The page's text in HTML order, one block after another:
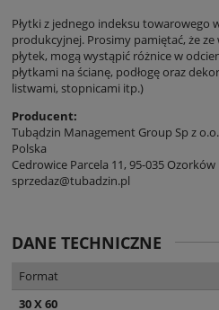
Płytki z jednego indeksu towarowego
produkcyjnej. Prosimy pamiętać, że
płytek, mogą wystąpić różnice w
płytkami na ścianę, podłogę oraz
listwami, stopnicami itp.)
Producent:
Tubądzin Management Group Sp z o.o.
Polska
Cedrowice Parcela 11, 95-035 Ozorków
sprzedaz@tubadzin.pl
DANE TECHNICZNE
Format
30 X 60